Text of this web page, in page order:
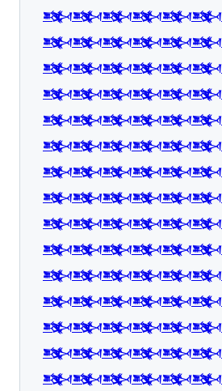
𒅌𒅌𒅌𒅌𒅌𒅌
𒅌𒅌𒅌𒅌𒅌𒅌
𒅌𒅌𒅌𒅌𒅌𒅌
𒅌𒅌𒅌𒅌𒅌𒅌
𒅌𒅌𒅌𒅌𒅌𒅌
𒅌𒅌𒅌𒅌𒅌𒅌
𒅌𒅌𒅌𒅌𒅌𒅌
𒅌𒅌𒅌𒅌𒅌𒅌
𒅌𒅌𒅌𒅌𒅌𒅌
𒅌𒅌𒅌𒅌𒅌𒅌
𒅌𒅌𒅌𒅌𒅌𒅌
𒅌𒅌𒅌𒅌𒅌𒅌
𒅌𒅌𒅌𒅌𒅌𒅌
𒅌𒅌𒅌𒅌𒅌𒅌
𒅌𒅌𒅌𒅌𒅌𒅌